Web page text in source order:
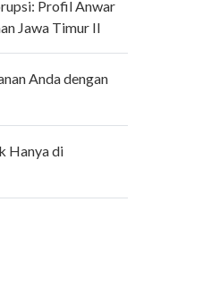
Profil Anwar
Jawa Timur II
Anda dengan
Hanya di